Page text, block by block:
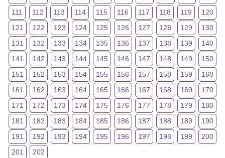
111
112 113 114 115 116 117 118 119
120
121
122 123 124 125 126 127 128 129
130
131
132 133 134 135 136 137 138 139
140
141
142 143 144 145 146 147 148 149
150
151
152 153 154 155 156 157 158 159
160
161
162 163 164 165 166 167 168 169
170
171
172 173 174 175 176 177 178 179
180
181
182 183 184 185 186 187 188 189
190
191
192 193 194 195 196 197 198 199
200
201
202